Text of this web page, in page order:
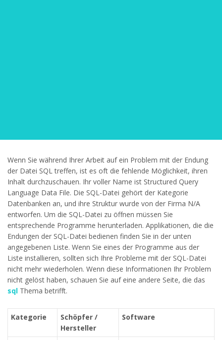
Wenn Sie während Ihrer Arbeit auf ein Problem mit der Endung
der Datei SQL treffen, ist es oft die fehlende Möglichkeit, ihren
Inhalt durchzuschauen. Ihr voller Name ist Structured Query
Language Data File. Die SQL-Datei gehört der Kategorie
Datenbanken an, und ihre Struktur wurde von der Firma N/A
entworfen. Um die SQL-Datei zu öffnen müssen Sie
entsprechende Programme herunterladen. Applikationen, die die
Endungen der SQL-Datei bedienen finden Sie in der unten
angegebenen Liste. Wenn Sie eines der Programme aus der
Liste installieren, sollten sich Ihre Probleme mit der SQL-Datei
nicht mehr wiederholen. Wenn diese Informationen Ihr Problem
nicht gelöst haben, schauen Sie auf eine andere Seite, die das
sql Thema betrifft.
Kategorie
Schöpfer /
Hersteller
Software